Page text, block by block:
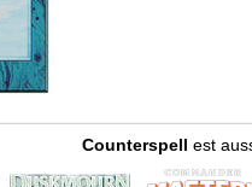
Counterspell est